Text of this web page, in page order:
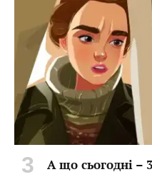
А що сьогодні –